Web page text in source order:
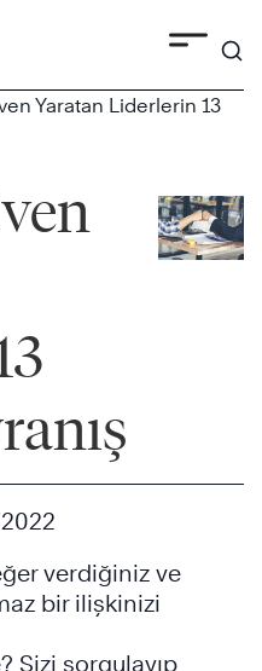
Yaratan Liderlerin 13
verdiğiniz ve
bir ilişkinizi
Sizi sorgulayıp